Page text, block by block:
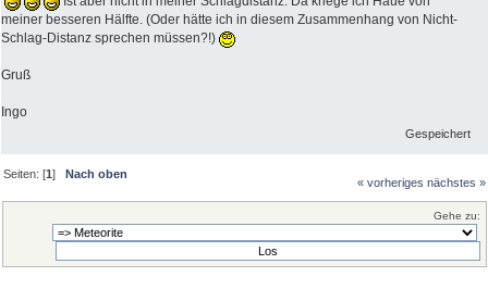
meiner besseren Hälfte. (Oder hätte ich in diesem Zusammenhang von Nicht-
Schlag-Distanz sprechen müssen?!)
Gruß
Ingo
Gespeichert
Seiten: [1]Nach oben
« vorheriges nächstes »
Gehe zu: